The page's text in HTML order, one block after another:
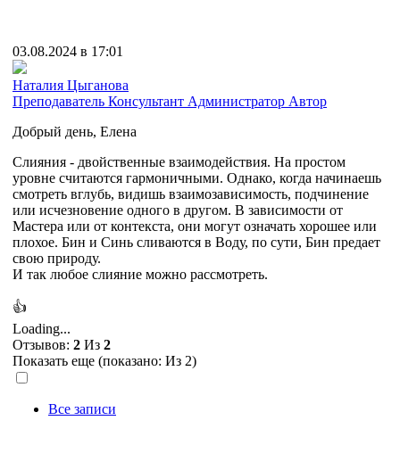
03.08.2024 в 17:01
Наталия Цыганова
Преподаватель Консультант Администратор Автор
Добрый день, Елена
Слияния - двойственные взаимодействия. На простом
уровне считаются гармоничными. Однако, когда начинаешь
смотреть вглубь, видишь взаимозависимость, подчинение
или исчезновение одного в другом. В зависимости от
Мастера или от контекста, они могут означать хорошее или
плохое. Бин и Синь сливаются в Воду, по сути, Бин предает
свою природу.
И так любое слияние можно рассмотреть.
👍
Loading...
Отзывов: 2 Из 2
Показать еще (показано: Из 2)
Все записи